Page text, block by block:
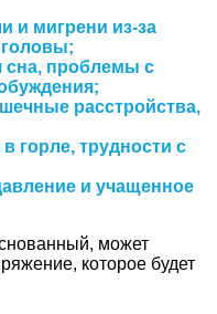
и мигрени из-за
сна, проблемы с
расстройства,
горле, трудности с
и учащенное
может
которое будет